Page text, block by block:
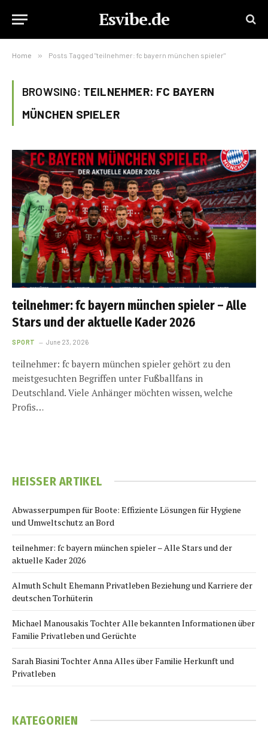
Esvibe.de
Home » Posts Tagged "teilnehmer: fc bayern münchen spieler"
BROWSING: TEILNEHMER: FC BAYERN
MÜNCHEN SPIELER
teilnehmer: fc bayern münchen spieler – Alle
Stars und der aktuelle Kader 2026
SPORT June 23, 2026
teilnehmer: fc bayern münchen spieler gehört zu den
meistgesuchten Begriffen unter Fußballfans in
Deutschland. Viele Anhänger möchten wissen, welche
Profis…
HEISSER ARTIKEL
Abwasserpumpen für Boote: Effiziente Lösungen für Hygiene
und Umweltschutz an Bord
teilnehmer: fc bayern münchen spieler – Alle Stars und der
aktuelle Kader 2026
Almuth Schult Ehemann Privatleben Beziehung und Karriere der
deutschen Torhüterin
Michael Manousakis Tochter Alle bekannten Informationen über
Familie Privatleben und Gerüchte
Sarah Biasini Tochter Anna Alles über Familie Herkunft und
Privatleben
KATEGORIEN